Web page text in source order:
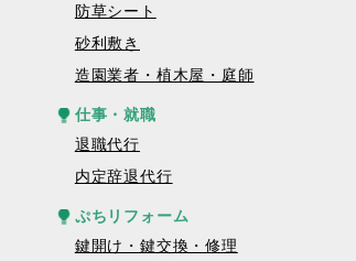
防草シート
砂利敷き
造園業者・植木屋・庭師
仕事・就職
退職代行
内定辞退代行
ぷちリフォーム
鍵開け・鍵交換・修理